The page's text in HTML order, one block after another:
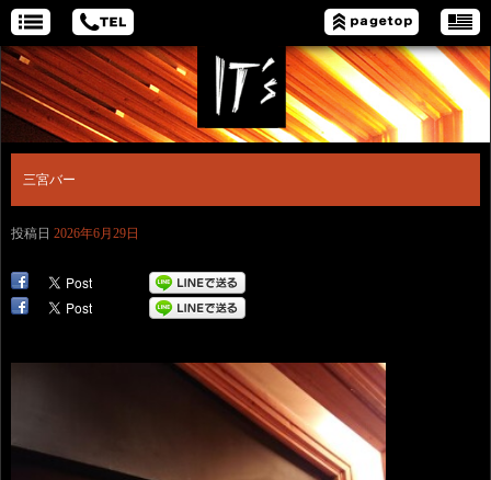
三宮バー
投稿日 2026年6月29日